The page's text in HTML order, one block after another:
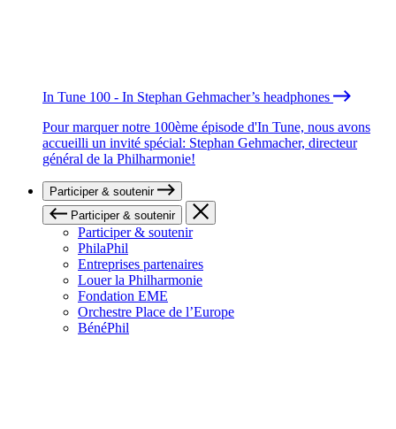
In Tune 100 - In Stephan Gehmacher’s headphones
Pour marquer notre 100ème épisode d'In Tune, nous avons
accueilli un invité spécial: Stephan Gehmacher, directeur
général de la Philharmonie!
Participer & soutenir
Participer & soutenir
Participer & soutenir
PhilaPhil
Entreprises partenaires
Louer la Philharmonie
Fondation EME
Orchestre Place de l’Europe
BénéPhil